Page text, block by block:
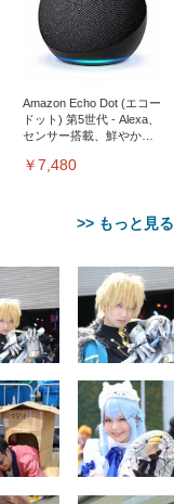
Amazon Echo Dot (エコー
ドット) 第5世代 - Alexa、
センサー搭載、鮮やかな
￥7,480
>> もっと見る
ANDWINT オフィスチェ
ア デスクチェア 肘なし メ
ッシュ 通気性 ランバーサ
ポート付き 腰サポート ガ
24.5inch/280Hz/FHD】
THE SHOOTER
Monitor 24” Essential ゲ
ングモニター QD 24.5インチ
アイリスオーヤマ ペット
シーツ 超厚型 お徳用 レギ
ュラー 200枚入
【Amazon.co.jp限定】